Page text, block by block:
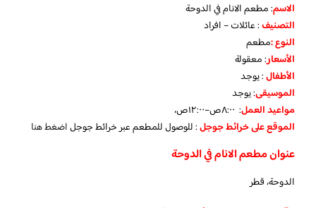
الاسم: مطعم الانام في الدوحة
التصنيف: عائلات – افراد
النوع :مطعم
الأسعار:معقولة
الأطفال:يوجد
الموسيقى:يوجد
مواعيد العمل: ٨:٠٠ص–١٢:٠٠ص،
الموقع على خرائط جوجل: للوصول للمطعم عبر خرائط جوجلاضغط هنا
عنوان مطعم الانام في الدوحة
الدوحة، قطر